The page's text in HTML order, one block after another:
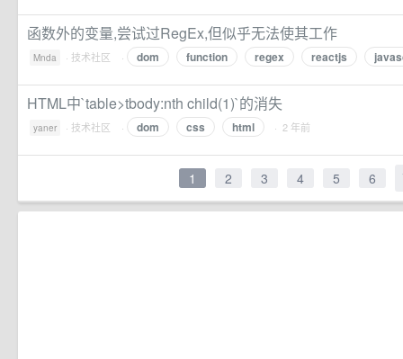
函数外的变量,尝试过RegEx,但似乎无法使其工作
Mnda · 技术社区 · dom function regex reactjs
HTML中`table>tbody:nth child(1)`的消失
yaner · 技术社区 · dom css html · 2 年前
1 2 3 4 5 6